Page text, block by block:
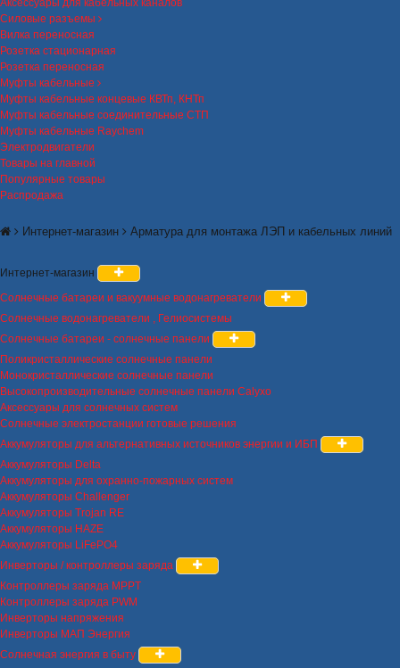
Аксессуары для кабельных каналов
Силовые разъемы
Вилка переносная
Розетка стационарная
Розетка переносная
Муфты кабельные
Муфты кабельные концевые КВТп, КНТп
Муфты кабельные соединительные СТП
Муфты кабельные Raychem
Электродвигатели
Товары на главной
Популярные товары
Распродажа
Интернет-магазин Арматура для монтажа ЛЭП и кабельных линий
Интернет-магазин
Солнечные батареи и вакуумные водонагреватели
Солнечные водонагреватели , Гелиосистемы
Солнечные батареи - солнечные панели
Поликристаллические солнечные панели
Монокристаллические солнечные панели
Высокопроизводительные солнечные панели Calyxo
Аксессуары для солнечных систем
Солнечные электростанции готовые решения
Аккумуляторы для альтернативных источников энергии и ИБП
Аккумуляторы Delta
Аккумуляторы для охранно-пожарных систем
Аккумуляторы Challenger
Аккумуляторы Trojan RE
Аккумуляторы HAZE
Аккумуляторы LiFePO4
Инверторы / контроллеры заряда
Контроллеры заряда MPPT
Контроллеры заряда PWM
Инверторы напряжения
Инверторы МАП Энергия
Солнечная энергия в быту